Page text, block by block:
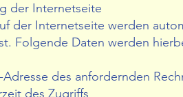
der Internetseite
der Internetseite werden
Folgende Daten werden
des anfordernden
des Zugriffs